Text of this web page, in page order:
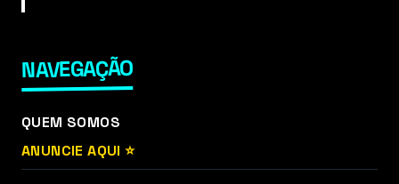
NAVEGAÇÃO
QUEM SOMOS
ANUNCIE AQUI ⭐